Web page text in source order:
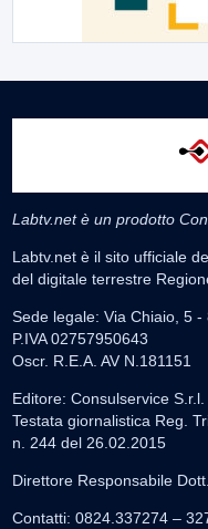
Labtv.net è un prodotto
Labtv.net è il sito ufficiale
del digitale terrestre
Sede legale: Via Chiaio, 5 -
P.IVA 02757950643
Oscr. R.E.A. AV N.181151
Editore: Consulservice S.r.l.
Testata giornalistica Reg.
n. 244 del 26.02.2015
Direttore Responsabile
Contatti: 0824.337274 –